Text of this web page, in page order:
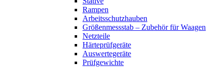
Rampen
Arbeitsschutzhauben
Größenmessstab – Zubehör für Waagen
Netzteile
Härteprüfgeräte
Auswertegeräte
Prüfgewichte